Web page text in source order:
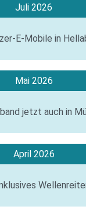
Juli 2026
E-Mobile in
Mai 2026
jetzt auch in
April 2026